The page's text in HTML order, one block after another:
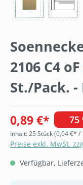
2106 C4
St./Pack.
0,89 €* 75
Inhalt:25 Stück(0,04 €* /
Preise exkl. MwSt.
Verfügbar,